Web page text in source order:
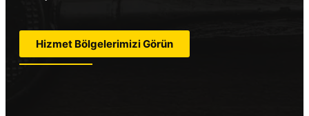
Hizmet Bölgelerimizi Görün